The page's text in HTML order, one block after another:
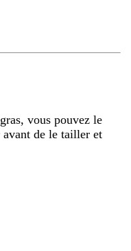
vous pouvez le
avant de le tailler et